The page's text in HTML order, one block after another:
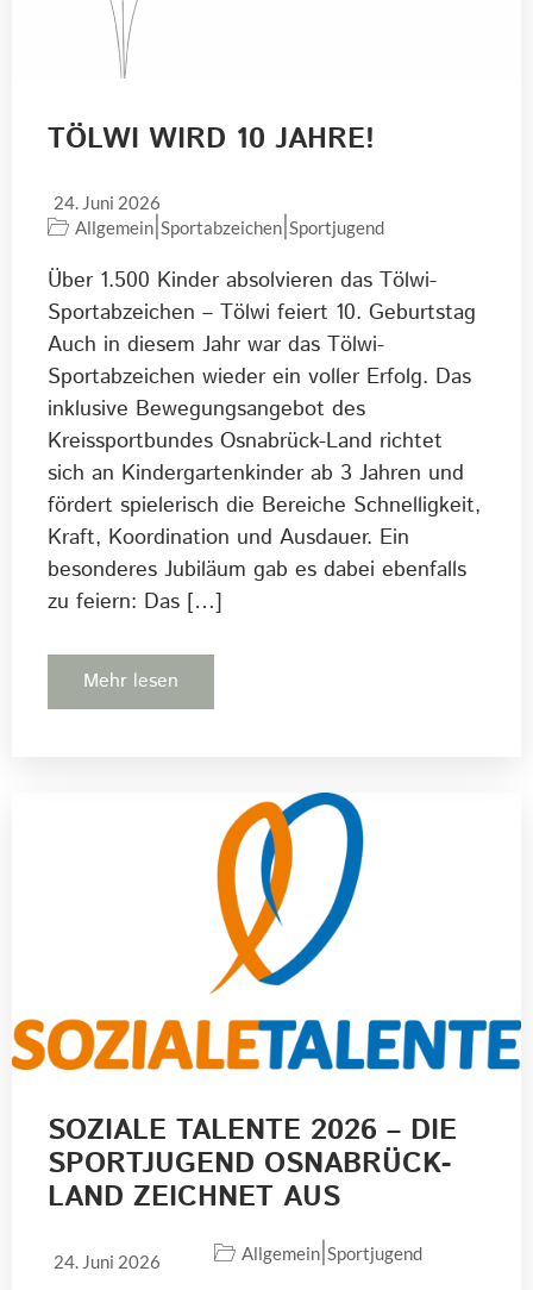
TÖLWI WIRD 10 JAHRE!
24. Juni 2026
Allgemein Sportabzeichen Sportjugend
Über 1.500 Kinder absolvieren das Tölwi-
Sportabzeichen – Tölwi feiert 10. Geburtstag
Auch in diesem Jahr war das Tölwi-
Sportabzeichen wieder ein voller Erfolg. Das
inklusive Bewegungsangebot des
Kreissportbundes Osnabrück-Land richtet
sich an Kindergartenkinder ab 3 Jahren und
fördert spielerisch die Bereiche Schnelligkeit,
Kraft, Koordination und Ausdauer. Ein
besonderes Jubiläum gab es dabei ebenfalls
zu feiern: Das […]
Mehr lesen
SOZIALE TALENTE 2026 – DIE
SPORTJUGEND OSNABRÜCK-
LAND ZEICHNET AUS
24. Juni 2026 Allgemein Sportjugend